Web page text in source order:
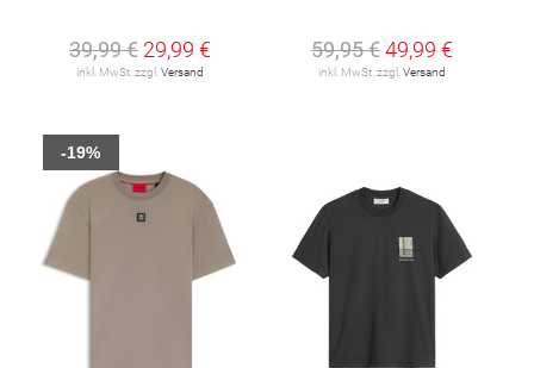
39,99 € 29,99 €
inkl. MwSt. zzgl. Versand
59,95 €49,99 €
inkl. MwSt. zzgl. Versand
-19%